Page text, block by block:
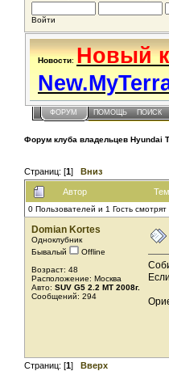
Войти
Новости: Новый
ФОРУМ ПОМОЩЬ ПОИСК
Форум клуба владельцев Hyundai
Страниц: [1] Вниз
Автор
0 Пользователей и 1 Гость смотрят
Domian Kortes
Одноклубник
Бывалый
Offline
Возраст: 48
Расположение: Москва
Авто: SUV G5 2.2 MT 2008г.
Сообщений: 294
Страниц: [1] Вверх